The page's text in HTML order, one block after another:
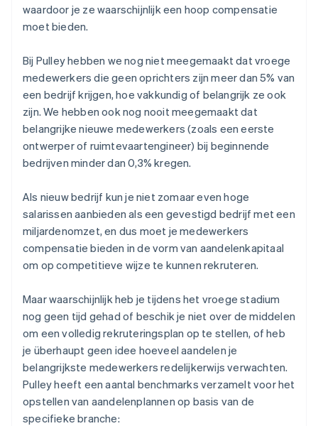
waardoor je ze waarschijnlijk een hoop compensatie
moet bieden.
Bij Pulley hebben we nog niet meegemaakt dat vroege
medewerkers die geen oprichters zijn meer dan 5% van
een bedrijf krijgen, hoe vakkundig of belangrijk ze ook
zijn. We hebben ook nog nooit meegemaakt dat
belangrijke nieuwe medewerkers (zoals een eerste
ontwerper of ruimtevaartengineer) bij beginnende
bedrijven minder dan 0,3% kregen.
Als nieuw bedrijf kun je niet zomaar even hoge
salarissen aanbieden als een gevestigd bedrijf met een
miljardenomzet, en dus moet je medewerkers
compensatie bieden in de vorm van aandelenkapitaal
om op competitieve wijze te kunnen rekruteren.
Maar waarschijnlijk heb je tijdens het vroege stadium
nog geen tijd gehad of beschik je niet over de middelen
om een volledig rekruteringsplan op te stellen, of heb
je überhaupt geen idee hoeveel aandelen je
belangrijkste medewerkers redelijkerwijs verwachten.
Pulley heeft een aantal benchmarks verzamelt voor het
opstellen van aandelenplannen op basis van de
specifieke branche: